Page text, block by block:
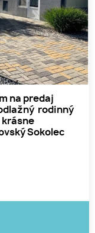
na predaj
rodinný
krásne
Sokolec